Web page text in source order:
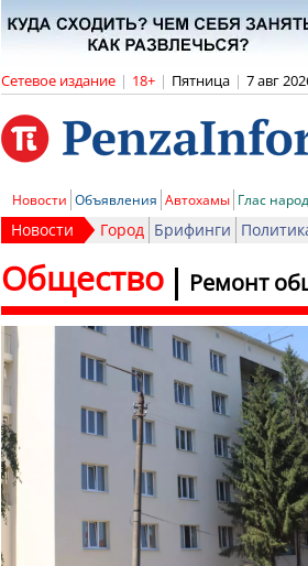
Сетевое издание | 18+ | Пятница | 7 авг
Новости Объявления Автохамы Глас
Новости Город Брифинги
Ремонт
Общество